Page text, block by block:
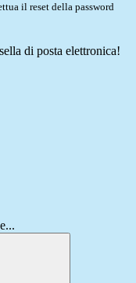
il reset della password
di posta elettronica!